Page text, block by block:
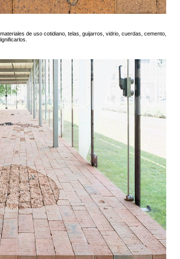
de uso cotidiano, telas, guijarros, vidrio, cuerdas, cemento,